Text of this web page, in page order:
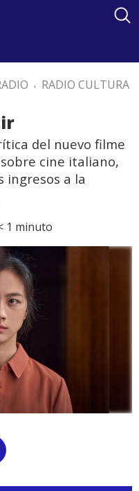
. RADIO CULTURA
del nuevo filme
cine italiano,
ingresos a la
1 minuto